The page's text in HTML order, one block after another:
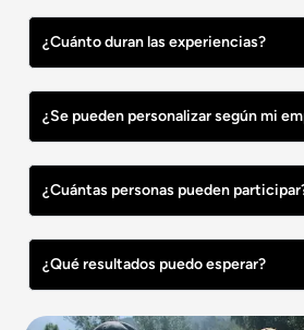
¿Cuánto duran las experiencias?
¿Se pueden personalizar según mi
¿Cuántas personas pueden
¿Qué resultados puedo esperar?